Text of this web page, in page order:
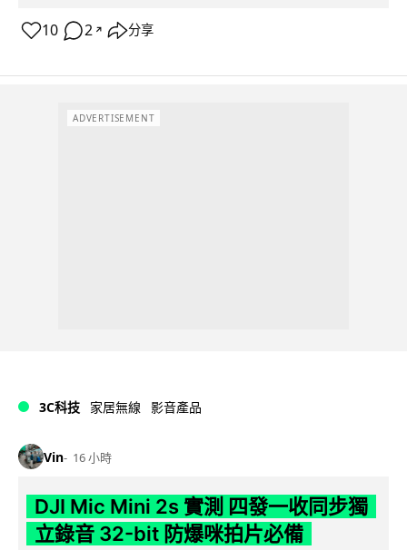
10 2 ↗ 分享
ADVERTISEMENT
3C科技 家居無線 影音產品
Vin 16 小時
DJI Mic Mini 2s 實測 四發一收同步獨
立錄音 32-bit 防爆咪拍片必備